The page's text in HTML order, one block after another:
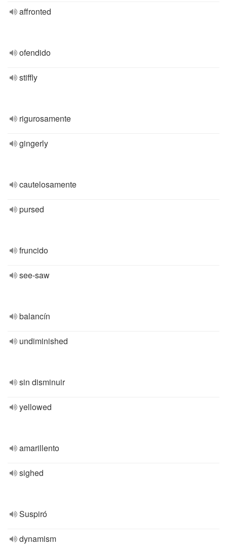
affronted
ofendido
stiffly
rigurosamente
gingerly
cautelosamente
pursed
fruncido
see-saw
balancín
undiminished
sin disminuir
yellowed
amarillento
sighed
Suspiró
dynamism